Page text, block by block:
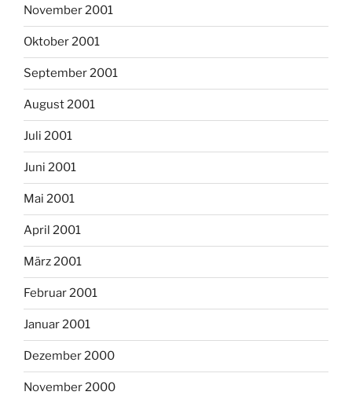
November 2001
Oktober 2001
September 2001
August 2001
Juli 2001
Juni 2001
Mai 2001
April 2001
März 2001
Februar 2001
Januar 2001
Dezember 2000
November 2000